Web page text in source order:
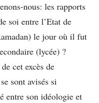
nous: les rapports
soi entre l’Etat de
le jour où il fut
(lycée) ?
cet excès de
sont avisés si
entre son idéologie et